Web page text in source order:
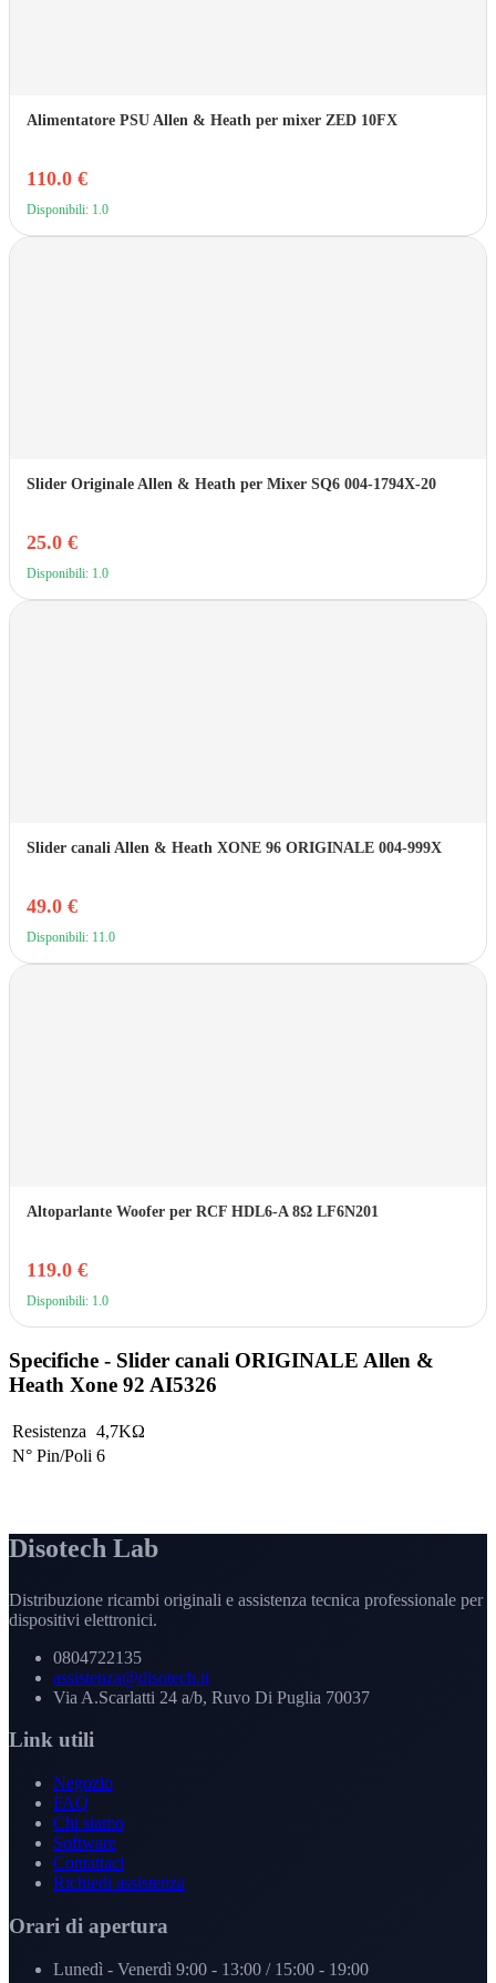
Alimentatore PSU Allen & Heath per mixer ZED 10FX
110.0 €
Disponibili: 1.0
Slider Originale Allen & Heath per Mixer SQ6 004-1794X-20
25.0 €
Disponibili: 1.0
Slider canali Allen & Heath XONE 96 ORIGINALE 004-999X
49.0 €
Disponibili: 11.0
Altoparlante Woofer per RCF HDL6-A 8Ω LF6N201
119.0 €
Disponibili: 1.0
Specifiche - Slider canali ORIGINALE Allen &
Heath Xone 92 AI5326
Resistenza 4,7KΩ
N° Pin/Poli 6
Disotech Lab
Distribuzione ricambi originali e assistenza tecnica professionale per
dispositivi elettronici.
0804722135
assistenza@disotech.it
Via A.Scarlatti 24 a/b, Ruvo Di Puglia 70037
Link utili
Negozio
FAQ
Chi siamo
Software
Contattaci
Richiedi assistenza
Orari di apertura
Lunedì - Venerdì 9:00 - 13:00 / 15:00 - 19:00